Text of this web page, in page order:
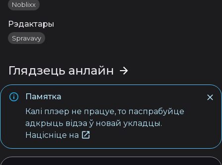
Noblixx
Рэдактары
Spravavy
Глядзець анлайн
Памятка
Калі плэер не працуе, то паспрабуйце
адкрыць відэа ў новай укладцы.
Націсніце на